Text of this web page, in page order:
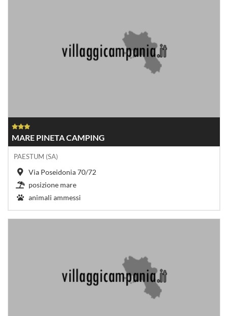
MARE PINETA CAMPING
PAESTUM (SA)
Via Poseidonia 70/72
posizione mare
animali ammessi